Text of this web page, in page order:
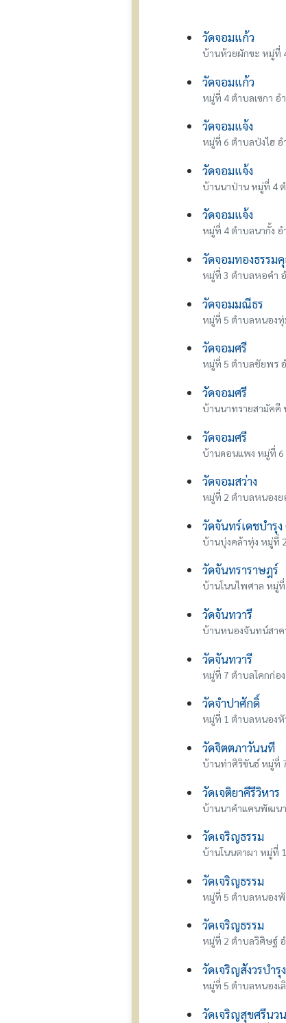
วัดจอมแก้ว
บ้านห้วยผักขะ หมู่ที่
วัดจอมแก้ว
หมู่ที่ 4 ตำบลเซกา อำ
วัดจอมแจ้ง
หมู่ที่ 6 ตำบลป่งไฮ อ
วัดจอมแจ้ง
บ้านนาป่าน หมู่ที่ 4
วัดจอมแจ้ง
หมู่ที่ 4 ตำบลนากั้ง อ
วัดจอมทองธรรม
หมู่ที่ 3 ตำบลหอคำ อ
วัดจอมมณีธร
หมู่ที่ 5 ตำบลหนองทุ่
วัดจอมศรี
หมู่ที่ 5 ตำบลชัยพร อ
วัดจอมศรี
บ้านนาทรายสามัคคี
วัดจอมศรี
บ้านดอนแพง หมู่ที่ 6
วัดจอมสว่าง
หมู่ที่ 2 ตำบลหนองย
วัดจันทร์เดชบำรุ
บ้านบุ่งคล้าทุ่ง หมู่ที่
วัดจันทราราษฎร์
บ้านโนนไพศาล หมู่ที่
วัดจันทวารี
บ้านหนองจันทน์สาค
วัดจันทวารี
หมู่ที่ 7 ตำบลโคกก่อ
วัดจำปาศักดิ์
หมู่ที่ 1 ตำบลหนองหั
วัดจิตตภาวันนที
บ้านท่าศิริขันธ์ หมู่ที่
วัดเจติยาคีรีวิหาร
บ้านนาคำแคนพัฒนา
วัดเจริญธรรม
บ้านโนนตาผา หมู่ที่
วัดเจริญธรรม
หมู่ที่ 5 ตำบลหนองพั
วัดเจริญธรรม
หมู่ที่ 2 ตำบลวิศิษฐ์ อ
วัดเจริญสังวรบำรุ
หมู่ที่ 5 ตำบลหนองเ
วัดเจริญสุขศรีนว